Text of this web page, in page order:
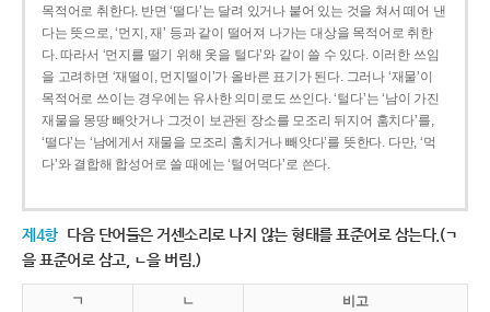
목적어로 취한다. 반면 ‘떨다’는 달려 있거나 붙어 있는 것을 쳐서 떼어 낸
다는 뜻으로, ‘먼지, 재’ 등과 같이 떨어져 나가는 대상을 목적어로 취한
다. 따라서 ‘먼지를 떨기 위해 옷을 털다’와 같이 쓸 수 있다. 이러한 쓰임
을 고려하면 ‘재떨이, 먼지떨이’가 올바른 표기가 된다. 그러나 ‘재물’이
목적어로 쓰이는 경우에는 유사한 의미로도 쓰인다. ‘털다’는 ‘남이 가진
재물을 몽땅 빼앗거나 그것이 보관된 장소를 모조리 뒤지어 훔치다’를,
‘떨다’는 ‘남에게서 재물을 모조리 훔치거나 빼앗다’를 뜻한다. 다만, ‘먹
다’와 결합해 합성어로 쓸 때에는 ‘털어먹다’로 쓴다.
제4항 다음 단어들은 거센소리로 나지 않는 형태를 표준어로 삼는다.(ㄱ
을 표준어로 삼고, ㄴ을 버림.)
ㄱ ㄴ 비고